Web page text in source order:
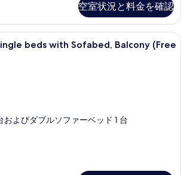
空室状況と料金を確認
Standard Room, 2 single beds with
beds with Sofabed, Balcony (Free
およびダブルソファーベッド 1 台